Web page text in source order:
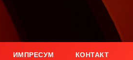
ИМПРЕСУМ КОНТАКТ